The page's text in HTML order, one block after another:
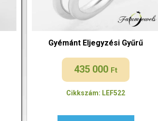
Gyémánt Eljegyzési Gyűrű
435 000 Ft
Cikkszám: LEF522